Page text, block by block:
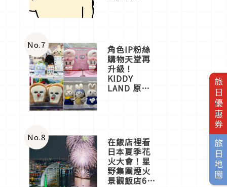
旅日優惠券
旅日地圖
一同給出了
答案
No.7 角色IP粉絲
購物天堂再
升級！
KIDDY
LAND 原宿
店3分即達
No.8 在飯店裡看
日本夏季花
火大會！星
野集團煙火
景觀飯店6